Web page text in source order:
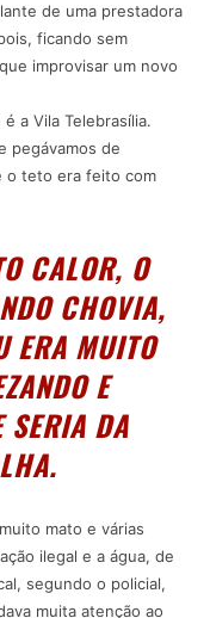
de uma prestadora
ficando sem
improvisar um novo
a Vila Telebrasília.
pegávamos de
o teto era feito com
CALOR, O
CHOVIA,
ERA MUITO
E
SERIA DA
mato e várias
ilegal e a água, de
segundo o policial,
muita atenção ao